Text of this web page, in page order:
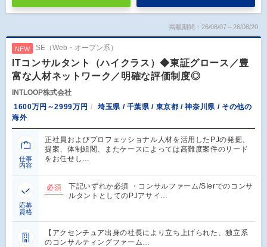
掲載期間：26/08/07～26/08/20
NEW SE（Web・オープン系）
ITコンサルタント（ハイクラス）◆東証グロース／豊
富な人材ネットワーク／明確な評価制度◎
INTLOOP株式会社
1600万円～2999万円
埼玉県 / 千葉県 / 東京都 / 神奈川県 / その他の
海外
仕事
内容
正社員およびプロフェッショナル人材を活用したPJの発掘、
提案、体制組閣、またケースによっては高難度案件のリード
をお任せし…
応募
資格
必須
下記いずれか必須 ・コンサルファーム/SIerでのコンサ
ルタントとしてのPJアサイ…
【アクセンチュア出身の社長により立ち上げられた、独立系
のコンサルティングファーム…